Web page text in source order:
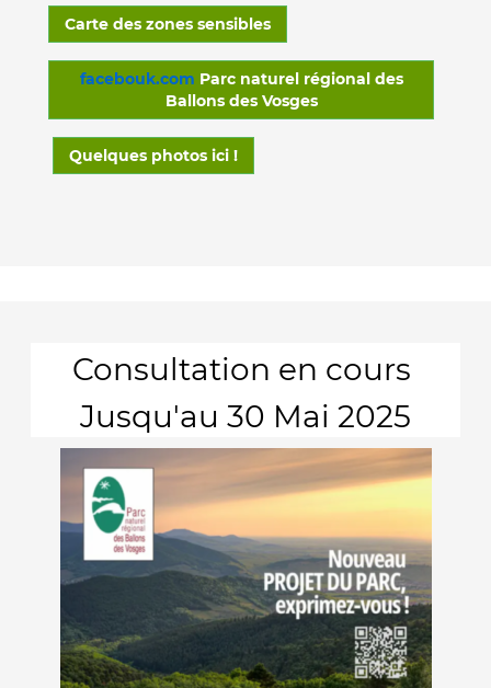
Carte des zones sensibles
facebouk.com Parc naturel régional des
Ballons des Vosges
Quelques photos ici !
Consultation en cours
Jusqu'au 30 Mai 2025